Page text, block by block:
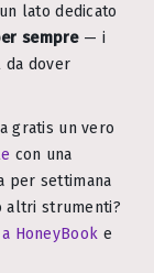
lato dedicato
sempre— i
da dover
gratis un vero
con una
per settimana
altri strumenti?
HoneyBook e